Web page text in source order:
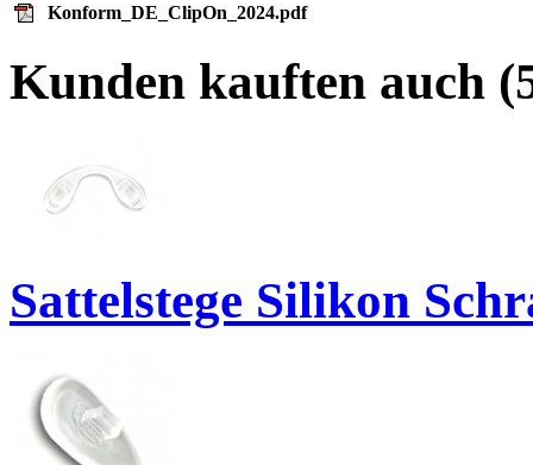
Konform_DE_ClipOn_2024.pdf
Kunden kauften auch
Sattelstege Silikon